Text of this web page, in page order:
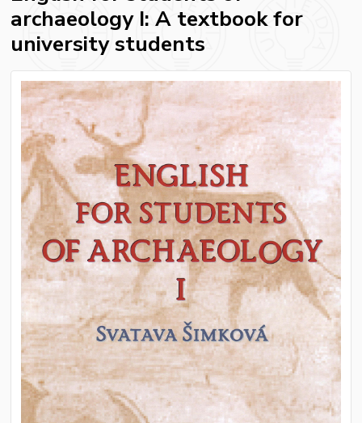
archaeology I: A textbook for
university students